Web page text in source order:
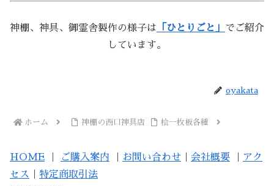
神棚、神具、御霊舎製作の様子は 「ひとりごと」 でご紹介
しています。
oyakata
ホーム 神棚の西口神具店 桧一枚板各種
HOME ご購入案内 お問い合わせ 会社概要
アク
セス
特定商取引法